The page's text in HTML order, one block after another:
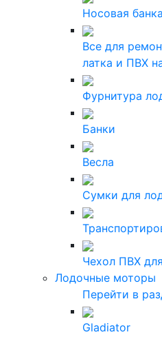
Носовая
Все для
латка и ПВХ
Фурнитура
Банки
Весла
Сумки для
Чехол ПВХ
Лодочные моторы
Перейти в
Gladiator